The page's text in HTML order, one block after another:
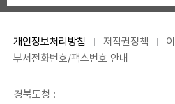
개인정보처리방침 저작권정책
부서전화번호/팩스번호 안내
경북도청 :